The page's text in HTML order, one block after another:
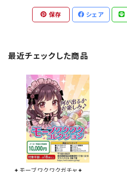
保存 シェア
最近チェックした商品
✦モーブワクワクガチャ✦